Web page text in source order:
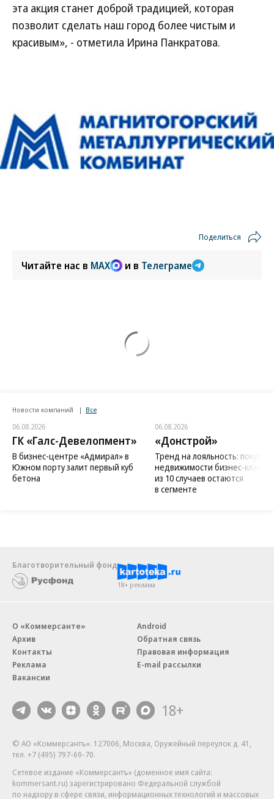
эта акция станет доброй традицией, которая
позволит сделать наш город более чистым и
красивым», - отметила Ирина Панкратова.
Поделиться
Читайте нас в MAX и в Телеграме
Новости компаний Все
06.08.2026
ГК «Галс-Девелопмент»
В бизнес-центре «Адмирал» в
Южном порту залит первый куб
бетона
06.08.2026
«Донстрой»
Тренд на лояльность:
недвижимости бизнес-класса
из 10 случаев остаются
в сегменте
Благотворительный фонд
18+ реклама
О «Коммерсанте»
Архив
Контакты
Реклама
Вакансии
Android
Обратная связь
Правовая информация
E-mail рассылки
18+
© АО «Коммерсантъ». 127006, Москва, Оружейный переулок д. 41,
тел. +7 (495) 797-69-70.
Сетевое издание «Коммерсантъ» (доменное имя сайта:
kommersant.ru) зарегистрировано Федеральной службой
по надзору в сфере связи, информационных технологий и массовых